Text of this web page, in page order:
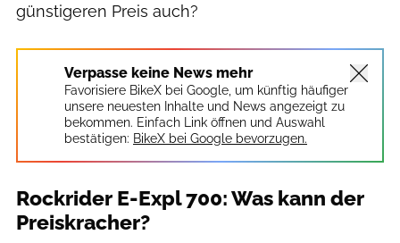
günstigeren Preis auch?
Verpasse keine News mehr
Favorisiere BikeX bei Google, um künftig häufiger
unsere neuesten Inhalte und News angezeigt zu
bekommen. Einfach Link öffnen und Auswahl
bestätigen: BikeX bei Google bevorzugen.
Rockrider E-Expl 700: Was kann der
Preiskracher?